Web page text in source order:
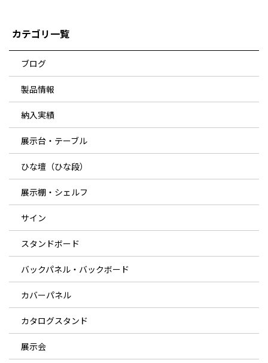
カテゴリ一覧
ブログ
製品情報
納入実績
展示台・テーブル
ひな壇（ひな段）
展示棚・シェルフ
サイン
スタンドボード
バックパネル・バックボード
カバーパネル
カタログスタンド
展示会